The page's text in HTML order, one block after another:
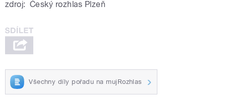
zdroj: Český rozhlas Plzeň
Všechny díly pořadu na mujRozhlas